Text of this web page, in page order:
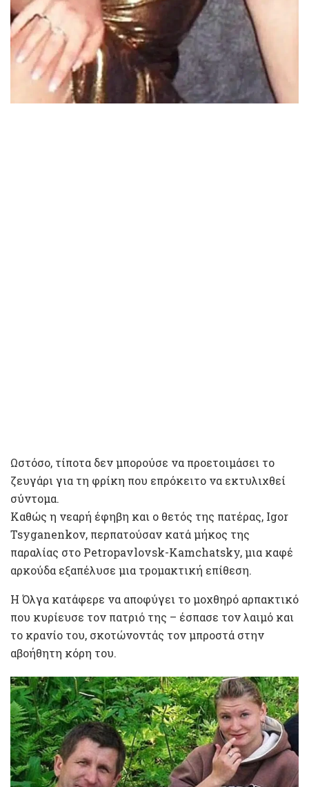
Ωστόσο, τίποτα δεν μπορούσε να προετοιμάσει το
ζευγάρι για τη φρίκη που επρόκειτο να εκτυλιχθεί
σύντομα.
Καθώς η νεαρή έφηβη και ο θετός της πατέρας, Igor
Tsyganenkov, περπατούσαν κατά μήκος της
παραλίας στο Petropavlovsk-Kamchatsky, μια καφέ
αρκούδα εξαπέλυσε μια τρομακτική επίθεση.
Η Όλγα κατάφερε να αποφύγει το μοχθηρό αρπακτικό
που κυρίευσε τον πατριό της – έσπασε τον λαιμό και
το κρανίο του, σκοτώνοντάς τον μπροστά στην
αβοήθητη κόρη του.